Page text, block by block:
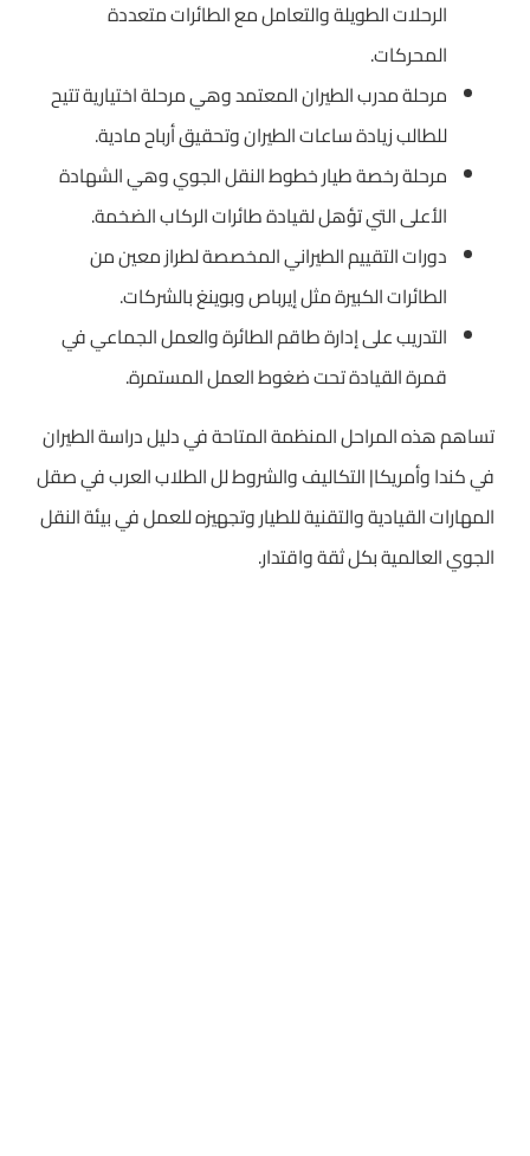
الرحلات الطويلة والتعامل مع الطائرات متعددة
المحركات.
مرحلة مدرب الطيران المعتمد وهي مرحلة اختيارية تتيح
للطالب زيادة ساعات الطيران وتحقيق أرباح مادية.
مرحلة رخصة طيار خطوط النقل الجوي وهي الشهادة
الأعلى التي تؤهل لقيادة طائرات الركاب الضخمة.
دورات التقييم الطيراني المخصصة لطراز معين من
الطائرات الكبيرة مثل إيرباص وبوينغ بالشركات.
التدريب على إدارة طاقم الطائرة والعمل الجماعي في
قمرة القيادة تحت ضغوط العمل المستمرة.
تساهم هذه المراحل المنظمة المتاحة في دليل دراسة الطيران
في كندا وأمريكا| التكاليف والشروط لل الطلاب العرب في صقل
المهارات القيادية والتقنية للطيار وتجهيزه للعمل في بيئة النقل
الجوي العالمية بكل ثقة واقتدار.